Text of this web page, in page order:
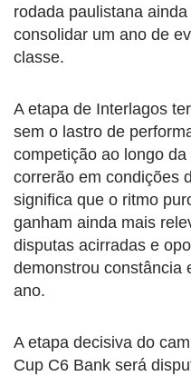
rodada paulistana
consolidar um ano de
classe.
A etapa de Interlagos
sem o lastro de
competição ao longo
correrão em condições
significa que o ritmo
ganham ainda mais
disputas acirradas e
demonstrou constância
ano.
A etapa decisiva do
Cup C6 Bank será